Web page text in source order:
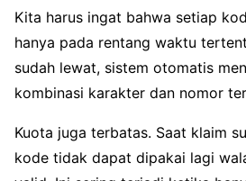
Kita harus ingat bahwa setiap
hanya pada rentang waktu
sudah lewat, sistem otomatis
kombinasi karakter dan nomor
Kuota juga terbatas. Saat klaim
kode tidak dapat dipakai lagi